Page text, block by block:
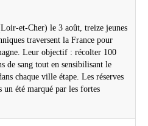
et-Cher) le 3 août, treize jeunes
traversent la France pour
Leur objectif : récolter 100
de sang tout en sensibilisant le
chaque ville étape. Les réserves
un été marqué par les fortes